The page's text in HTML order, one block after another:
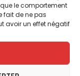
le comportement
fait de ne pas
avoir un effet négatif